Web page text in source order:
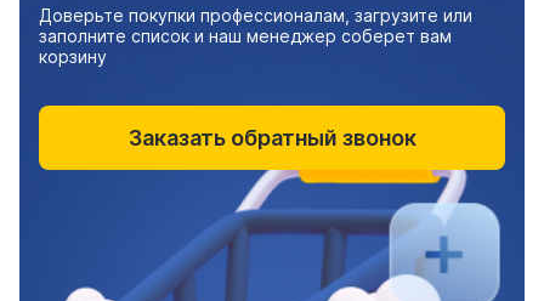
Доверьте покупки профессионалам, загрузите или
заполните список и наш менеджер соберет вам
корзину
Заказать обратный звонок